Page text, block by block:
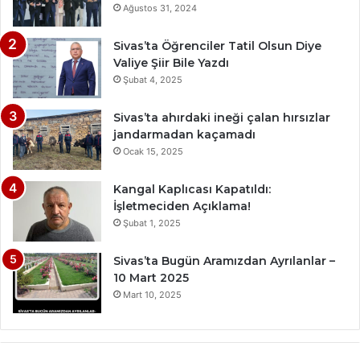
Ağustos 31, 2024
Sivas’ta Öğrenciler Tatil Olsun Diye
Valiye Şiir Bile Yazdı
Şubat 4, 2025
Sivas’ta ahırdaki ineği çalan hırsızlar
jandarmadan kaçamadı
Ocak 15, 2025
Kangal Kaplıcası Kapatıldı:
İşletmeciden Açıklama!
Şubat 1, 2025
Sivas’ta Bugün Aramızdan Ayrılanlar –
10 Mart 2025
Mart 10, 2025